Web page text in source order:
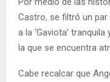
Castro, se filtró un
a la ‘Gaviota’
la que se encuentra
Cabe recalcar que